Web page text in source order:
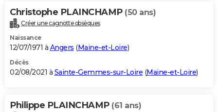
Christophe PLAINCHAMP (50 ans)
Créer une cagnotte obsèques
Naissance
12/07/1971 à Angers (Maine-et-Loire)
Décès
02/08/2021 à Sainte-Gemmes-sur-Loire (Maine-et-Loire)
Philippe PLAINCHAMP (61 ans)